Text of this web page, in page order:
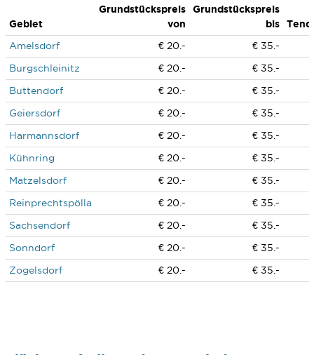
Gebiet
Grundstückspreis
von
Grundstückspreis
bis
Amelsdorf
€ 20.-
€ 35.-
Burgschleinitz
€ 20.-
€ 35.-
Buttendorf
€ 20.-
€ 35.-
Geiersdorf
€ 20.-
€ 35.-
Harmannsdorf
€ 20.-
€ 35.-
Kühnring
€ 20.-
€ 35.-
Matzelsdorf
€ 20.-
€ 35.-
Reinprechtspölla
€ 20.-
€ 35.-
Sachsendorf
€ 20.-
€ 35.-
Sonndorf
€ 20.-
€ 35.-
Zogelsdorf
€ 20.- € 35.-